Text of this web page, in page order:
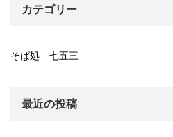
カテゴリー
そば処 七五三
最近の投稿